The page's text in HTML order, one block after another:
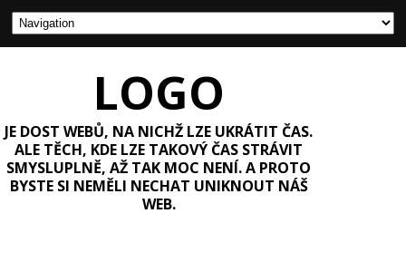
LOGO
JE DOST WEBŮ, NA NICHŽ LZE UKRÁTIT ČAS.
ALE TĚCH, KDE LZE TAKOVÝ ČAS STRÁVIT
SMYSLUPLNĚ, AŽ TAK MOC NENÍ. A PROTO
BYSTE SI NEMĚLI NECHAT UNIKNOUT NÁŠ
WEB.